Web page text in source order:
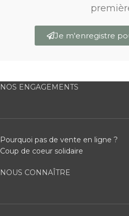
Je m'enregistre
NOS ENGAGEMENTS
Pourquoi pas de vente en ligne ?
Coup de coeur solidaire
NOUS CONNAÎTRE